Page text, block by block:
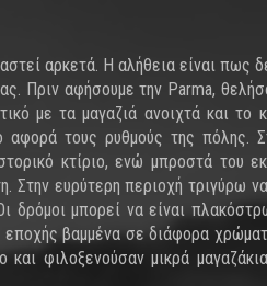
αρκετά. Η αλήθεια είναι πως
Πριν αφήσουμε την Parma,
με τα μαγαζιά ανοιχτά και
αφορά τους ρυθμούς της πόλης.
κτίριο, ενώ μπροστά του
Στην ευρύτερη περιοχή τριγύρω
δρόμοι μπορεί να είναι
εποχής βαμμένα σε διάφορα
και φιλοξενούσαν μικρά